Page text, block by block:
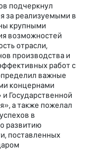
подчеркнул
за реализуемыми в
крупными
возможностей
отрасли,
производства и
работ с
важные
концернами
Государственной
а также пожелал
в
развитию
поставленных